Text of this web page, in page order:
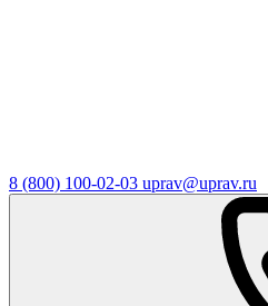
8 (800) 100-02-03 uprav@uprav.ru